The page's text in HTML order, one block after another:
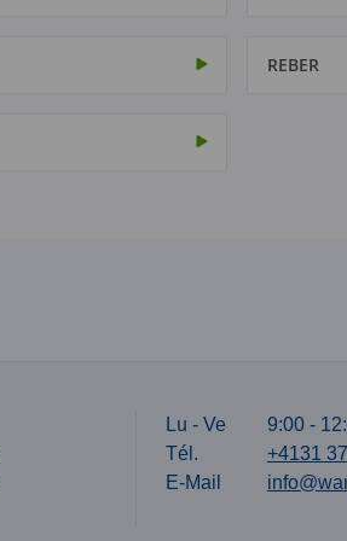
REBER
Lu - Ve
9:00 -
Tél.
+4131
E-Mail